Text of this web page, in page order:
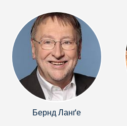
Бернд Ланґе